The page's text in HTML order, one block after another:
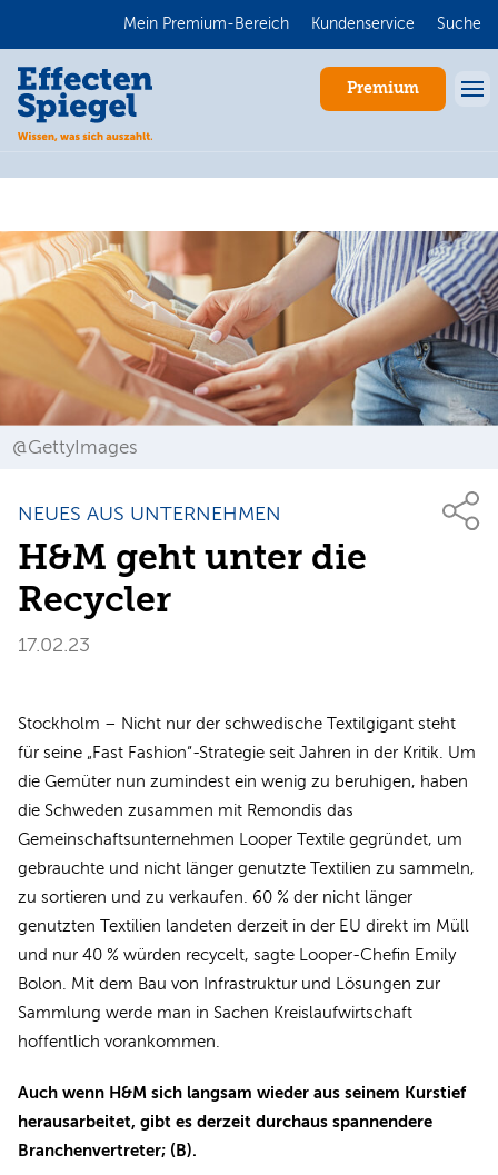
Mein Premium-Bereich Kundenservice Suche
Premium
@GettyImages
NEUES AUS UNTERNEHMEN
H&M geht unter die
Recycler
17.02.23
Stockholm – Nicht nur der schwedische Textilgigant steht
für seine „Fast Fashion“-Strategie seit Jahren in der Kritik. Um
die Gemüter nun zumindest ein wenig zu beruhigen, haben
die Schweden zusammen mit Remondis das
Gemeinschaftsunternehmen Looper Textile gegründet, um
gebrauchte und nicht länger genutzte Textilien zu sammeln,
zu sortieren und zu verkaufen. 60 % der nicht länger
genutzten Textilien landeten derzeit in der EU direkt im Müll
und nur 40 % würden recycelt, sagte Looper-Chefin Emily
Bolon. Mit dem Bau von Infrastruktur und Lösungen zur
Sammlung werde man in Sachen Kreislaufwirtschaft
hoffentlich vorankommen.
Auch wenn H&M sich langsam wieder aus seinem Kurstief
herausarbeitet, gibt es derzeit durchaus spannendere
Branchenvertreter; (B).
Anmelden